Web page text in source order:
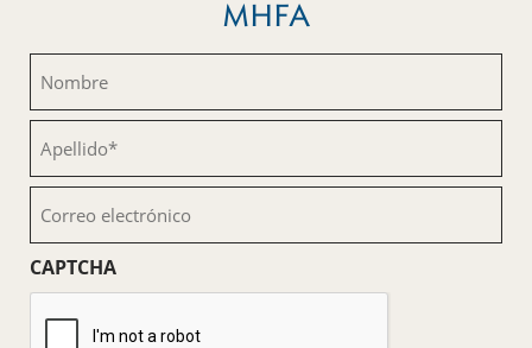
MHFA
(Obligatorio)
electrónico
(Obligatorio)
CAPTCHA